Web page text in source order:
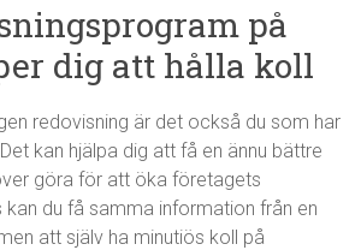
på
dig att hålla koll
redovisning är det också du som har
kan hjälpa dig att få en ännu bättre
göra för att öka företagets
kan du få samma information från en
att själv ha minutiös koll på